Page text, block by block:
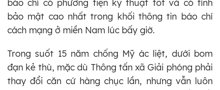
báo chí có phương tiện kỹ thuật tốt và có tính
bảo mật cao nhất trong khối thông tin báo chí
cách mạng ở miền Nam lúc bấy giờ.
Trong suốt 15 năm chống Mỹ ác liệt, dưới bom
đạn kẻ thù, mặc dù Thông tấn xã Giải phóng phải
thay đổi căn cứ hàng chục lần, nhưng vẫn luôn